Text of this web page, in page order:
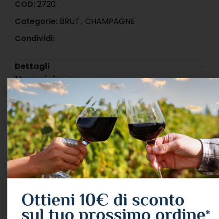
COD: 2720
Categorie: BRUT, CHAMPAGNE
Condividi:
Dettagli
Descrizione
Informazioni aggiuntive
PESO 0,75 kg
DENOMINAZIONE CHAMPAGNE AOC